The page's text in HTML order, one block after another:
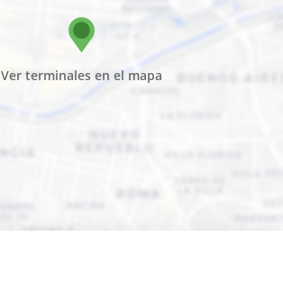
Ver terminales en el mapa